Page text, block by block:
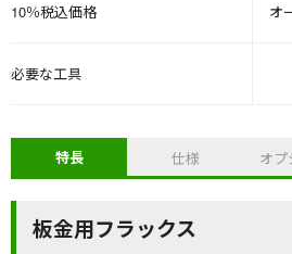
10％税込価格 オ
必要な工具
特長 仕様 オプ
板金用フラックス